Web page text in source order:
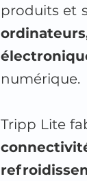
produits et
numérique.
Tripp Lite